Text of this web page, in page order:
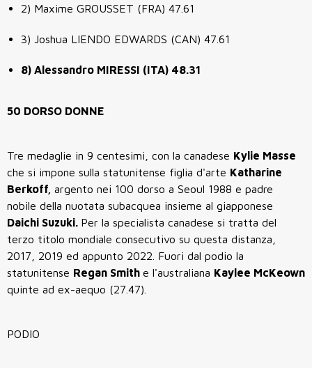
2) Maxime GROUSSET (FRA) 47.61
3) Joshua LIENDO EDWARDS (CAN) 47.61
8) Alessandro MIRESSI (ITA) 48.31
50 DORSO DONNE
Tre medaglie in 9 centesimi, con la canadese Kylie Masse
che si impone sulla statunitense figlia d'arte Katharine
Berkoff, argento nei 100 dorso a Seoul 1988 e padre
nobile della nuotata subacquea insieme al giapponese
Daichi Suzuki. Per la specialista canadese si tratta del
terzo titolo mondiale consecutivo su questa distanza,
2017, 2019 ed appunto 2022. Fuori dal podio la
statunitense Regan Smith e l'australiana Kaylee McKeown
quinte ad ex-aequo (27.47).
PODIO